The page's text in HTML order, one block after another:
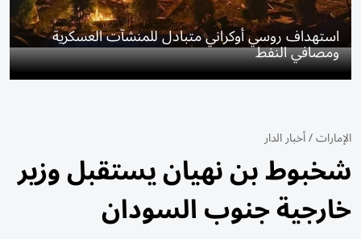
استهداف روسي أوكراني متبادل للمنشآت العسكرية
ومصافي النفط
الإمارات/أخبار الدار
شخبوط بن نهيان يستقبل وزير
خارجية جنوب السودان